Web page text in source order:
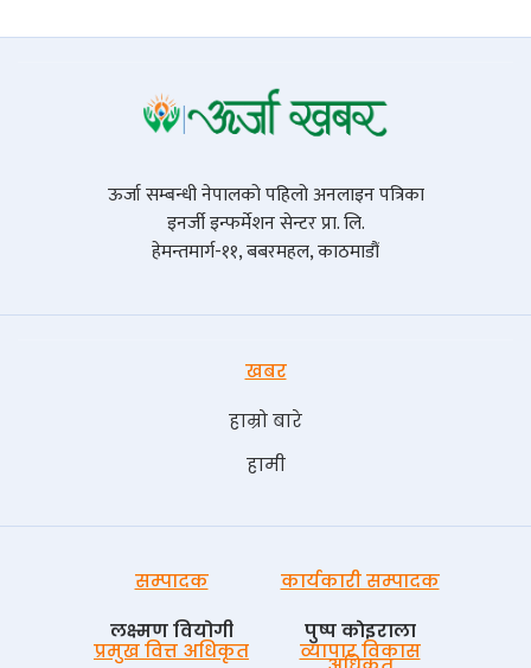
ऊर्जा सम्बन्धी नेपालको पहिलो अनलाइन पत्रिका
इनर्जी इन्फर्मेशन सेन्टर प्रा. लि.
हेमन्तमार्ग-११, बबरमहल, काठमाडौं
खबर
हाम्रो बारे
हामी
सम्पादक
लक्ष्मण वियोगी
कार्यकारी सम्पादक
पुष्प काेइराला
प्रमुख वित्त अधिकृत
व्यापार विकास